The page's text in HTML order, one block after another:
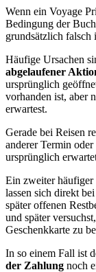
Wenn ein Voyage
Bedingung der
grundsätzlich falsch
Häufige Ursachen
abgelaufener
ursprünglich
vorhanden ist, aber
erwartest.
Gerade bei Reisen
anderer Termin
ursprünglich
Ein zweiter häufiger
lassen sich direkt
später offenen
und später
Geschenkkarte zu
In so einem Fall ist
der Zahlung noch